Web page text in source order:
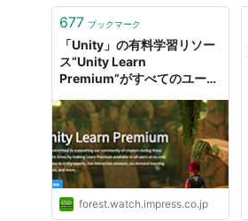
677 ブックマーク
「Unity」の有料学習リソー
ス“Unity Learn
Premium”がすべてのユーザ
される3DやVR/AR、AIの専
門知識を広く・深く学べる
forest.watch.impress.co.jp